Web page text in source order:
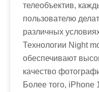
телеобъектив,
пользователю
различных
Технологии Night
обеспечивают
качество
Более того, iPhone